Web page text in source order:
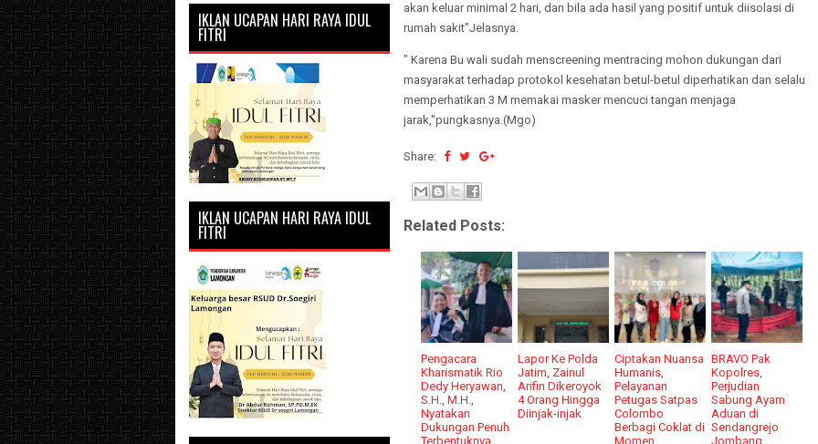
akan keluar minimal 2 hari, dan bila ada hasil yang positif untuk diisolasi di
rumah sakit"Jelasnya.
" Karena Bu wali sudah menscreening mentracing mohon dukungan dari
masyarakat terhadap protokol kesehatan betul-betul diperhatikan dan selalu
memperhatikan 3 M memakai masker mencuci tangan menjaga
jarak,"pungkasnya.(Mgo)
Share:
Related Posts:
Pengacara
Kharismatik Rio
Dedy Heryawan,
S.H., M.H.,
Nyatakan
Dukungan Penuh
Terbentuknya
Lapor Ke Polda
Jatim, Zainul
Arifin Dikeroyok
4 Orang Hingga
Diinjak-injak
Ciptakan Nuansa
Humanis,
Pelayanan
Petugas Satpas
Colombo
Berbagi Coklat di
Momen
BRAVO Pak
Kopolres,
Perjudian
Sabung Ayam
Aduan di
Sendangrejo
Jombang
IKLAN UCAPAN HARI RAYA IDUL
FITRI
IKLAN UCAPAN HARI RAYA IDUL
FITRI